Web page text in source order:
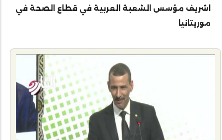
اشريف مؤسس الشعبة العربية في قطاع الصحة في
موريتانيا